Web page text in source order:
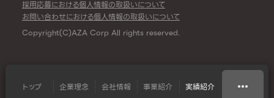
トップ 企業理念 会社情報 事業紹介 実績紹介
採用応募における個人情報の取扱いについて
お問い合わせにおける個人情報の取扱いについて
Copyright(C)AZA Corp All rights reserved.